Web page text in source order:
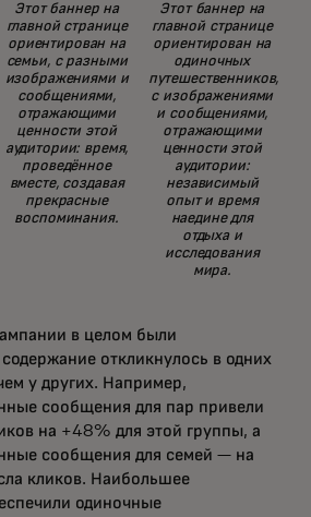
Этот баннер на
главной странице
ориентирован на
семьи, с разными
изображениями и
сообщениями,
отражающими
ценности этой
аудитории: время,
проведённое
вместе, создавая
прекрасные
воспоминания.
Этот баннер на
главной странице
ориентирован на
одиночных
путешественников,
с изображениями
и сообщениями,
отражающими
ценности этой
аудитории:
независимый
опыт и время
наедине для
отдыха и
исследования
мира.
в целом были
откликнулось в одних
у других. Например,
сообщения для пар привели
на +48% для этой группы, а
сообщения для семей — на
кликов. Наибольшее
одиночные